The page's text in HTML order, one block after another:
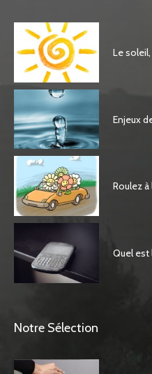
Le
Enjeux
Roulez
Quel est
Notre Sélection